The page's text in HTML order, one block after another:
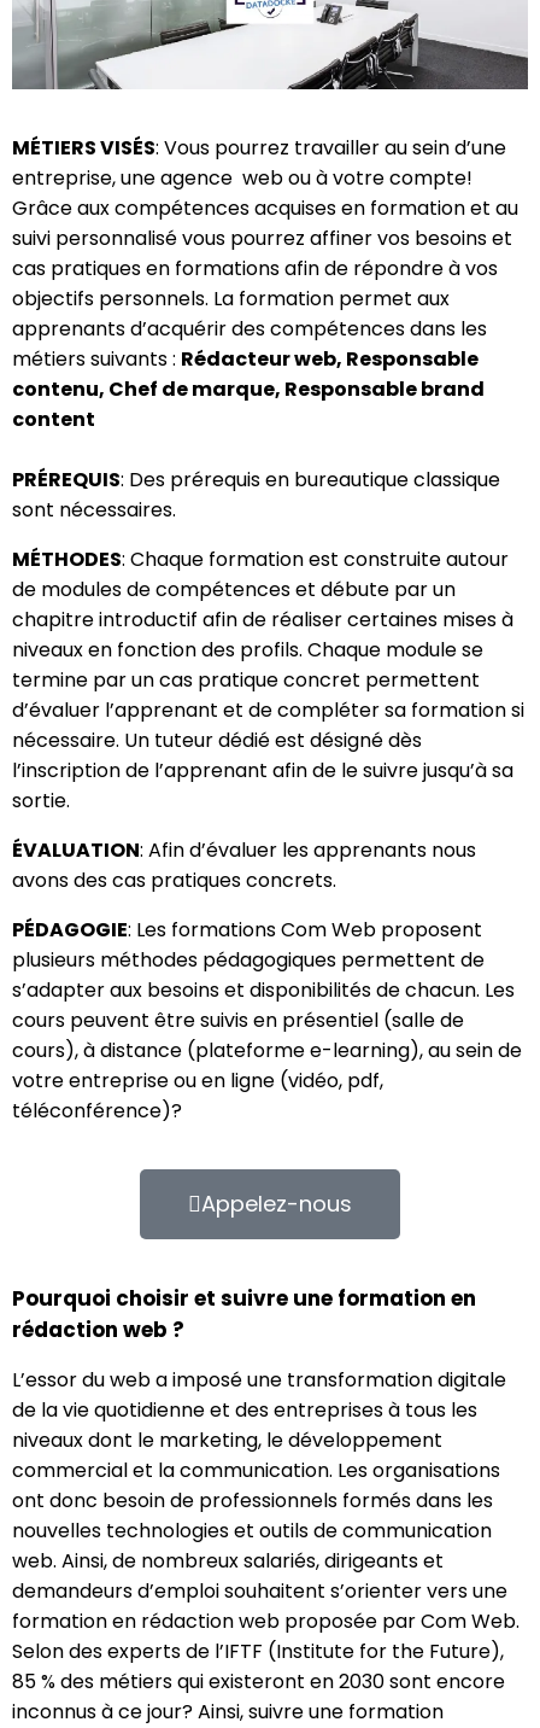
MÉTIERS VISÉS: Vous pourrez travailler au sein d’une
entreprise, une agence web ou à votre compte!
Grâce aux compétences acquises en formation et au
suivi personnalisé vous pourrez affiner vos besoins et
cas pratiques en formations afin de répondre à vos
objectifs personnels. La formation permet aux
apprenants d’acquérir des compétences dans les
métiers suivants : Rédacteur web, Responsable
contenu, Chef de marque, Responsable brand
content
PRÉREQUIS: Des prérequis en bureautique classique
sont nécessaires.
MÉTHODES: Chaque formation est construite autour
de modules de compétences et débute par un
chapitre introductif afin de réaliser certaines mises à
niveaux en fonction des profils. Chaque module se
termine par un cas pratique concret permettent
d’évaluer l’apprenant et de compléter sa formation si
nécessaire. Un tuteur dédié est désigné dès
l’inscription de l’apprenant afin de le suivre jusqu’à sa
sortie.
ÉVALUATION: Afin d’évaluer les apprenants nous
avons des cas pratiques concrets.
PÉDAGOGIE: Les formations Com Web proposent
plusieurs méthodes pédagogiques permettent de
s’adapter aux besoins et disponibilités de chacun. Les
cours peuvent être suivis en présentiel (salle de
cours), à distance (plateforme e-learning), au sein de
votre entreprise ou en ligne (vidéo, pdf,
téléconférence)?
Appelez-nous
Pourquoi choisir et suivre une formation en
rédaction web ?
L’essor du web a imposé une transformation digitale
de la vie quotidienne et des entreprises à tous les
niveaux dont le marketing, le développement
commercial et la communication. Les organisations
ont donc besoin de professionnels formés dans les
nouvelles technologies et outils de communication
web. Ainsi, de nombreux salariés, dirigeants et
demandeurs d’emploi souhaitent s’orienter vers une
formation en rédaction web proposée par Com Web.
Selon des experts de l’IFTF (Institute for the Future),
85 % des métiers qui existeront en 2030 sont encore
inconnus à ce jour? Ainsi, suivre une formation